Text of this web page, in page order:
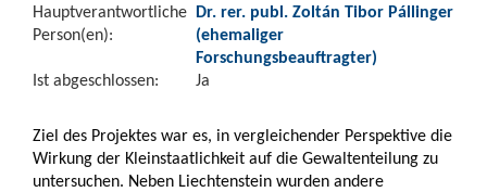
Hauptverantwortliche
Person(en):
Dr. rer. publ. Zoltán Tibor Pállinger
(ehemaliger
Forschungsbeauftragter)
Ist abgeschlossen:
Ja
Ziel des Projektes war es, in vergleichender Perspektive die
Wirkung der Kleinstaatlichkeit auf die Gewaltenteilung zu
untersuchen. Neben Liechtenstein wurden andere